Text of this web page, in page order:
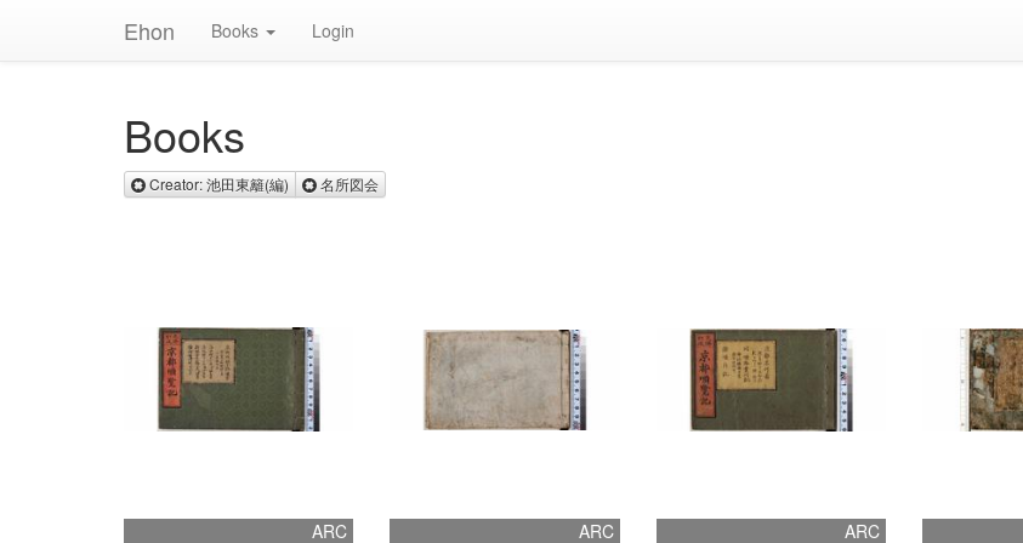
Ehon Books Login
Books
Creator: 池田東籬(編) Remove Creator: 池田東籬(編)
名所図会Remove 名所図会
ARC ARC ARC